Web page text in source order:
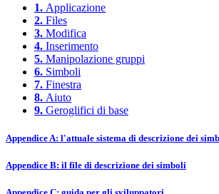
1. Applicazione
2. Files
3. Modifica
4. Inserimento
5. Manipolazione gruppi
6. Simboli
7. Finestra
8. Aiuto
9. Geroglifici di base
Appendice A: l'attuale sistema di descrizione dei
Appendice B: il file di descrizione dei simboli